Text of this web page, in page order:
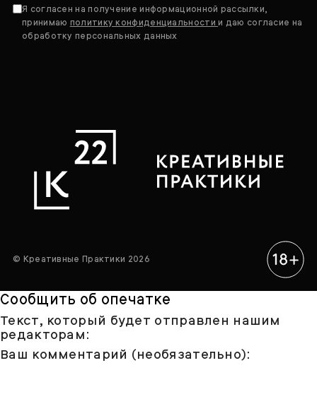
Я согласен на получение информационной рассылки,
принимаю политику конфиденциальностии даю согласие на
обработку персональных данных
© Креативные Практики 2026
Сообщить об опечатке
Текст, который будет отправлен нашим
редакторам:
Ваш комментарий (необязательно):